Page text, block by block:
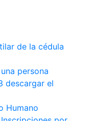
de la cédula
persona
descargar el
Humano